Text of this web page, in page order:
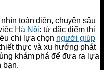
toàn diện, chuyên sâu
Hà Nội: từ đặc điểm thị
chí lựa chọn người giúp
thực và xu hướng phát
khám phá để đưa ra lựa
bạn.